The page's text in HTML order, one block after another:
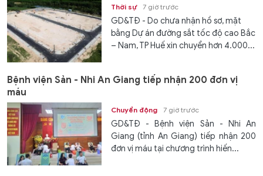
Thời sự 7 giờ trước
GD&TĐ - Do chưa nhận hồ sơ, mặt
bằng Dự án đường sắt tốc độ cao Bắc
– Nam, TP Huế xin chuyển hơn 4.000...
Bệnh viện Sản - Nhi An Giang tiếp nhận 200 đơn vị
máu
Chuyển động 7 giờ trước
GD&TĐ - Bệnh viện Sản - Nhi An
Giang (tỉnh An Giang) tiếp nhận 200
đơn vị máu tại chương trình hiến...